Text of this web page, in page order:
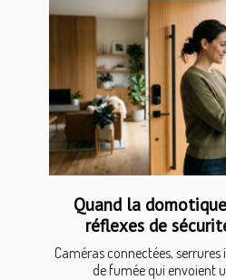
Quand la
réflexes de
Caméras connectées,
de fumée qui envoient